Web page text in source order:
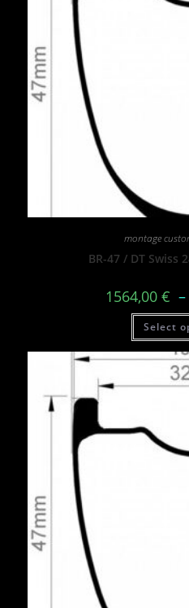
montage
BR-47 / DT Swiss
1564,00 € –
Select